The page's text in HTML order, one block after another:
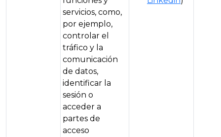
servicios, como,
por ejemplo,
controlar el
tráfico y la
comunicación
de datos,
identificar la
sesión o
acceder a
partes de
acceso